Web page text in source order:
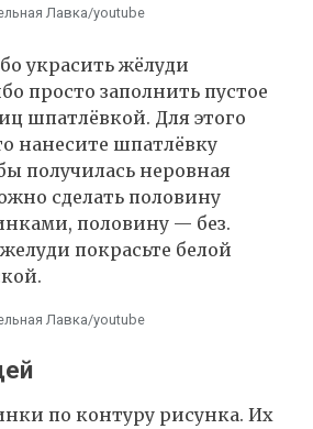
Лавка/youtube
украсить жёлуди
просто заполнить пустое
шпатлёвкой. Для этого
нанесите шпатлёвку
получилась неровная
сделать половину
половину — без.
покрасьте белой
Лавка/youtube
по контуру рисунка. Их